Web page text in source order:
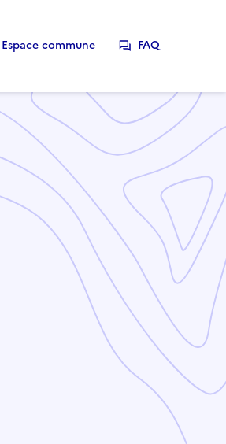
Espace commune FAQ